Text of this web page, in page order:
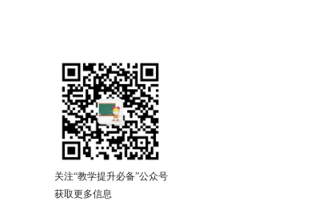
关注“教学提升必备”公众号
获取更多信息